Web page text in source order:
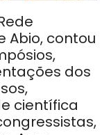
Abio, contou
dos
científica